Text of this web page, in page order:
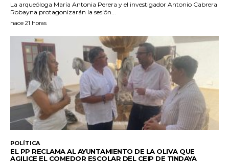
La arqueóloga María Antonia Perera y el investigador Antonio Cabrera
Robayna protagonizarán la sesión...
hace 21 horas
POLÍTICA
EL PP RECLAMA AL AYUNTAMIENTO DE LA OLIVA QUE
AGILICE EL COMEDOR ESCOLAR DEL CEIP DE TINDAYA